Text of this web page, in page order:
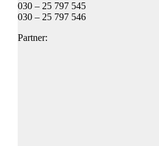
030 – 25 797 545
030 – 25 797 546
Partner: